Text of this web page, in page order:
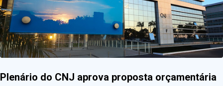
Plenário do CNJ aprova proposta orçamentária